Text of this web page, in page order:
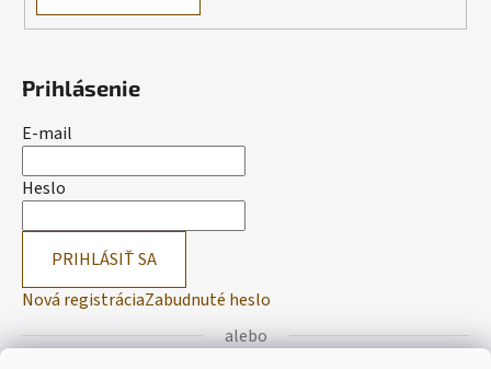
Prihlásenie
E-mail
Heslo
PRIHLÁSIŤ SA
Nová registráciaZabudnuté heslo
alebo